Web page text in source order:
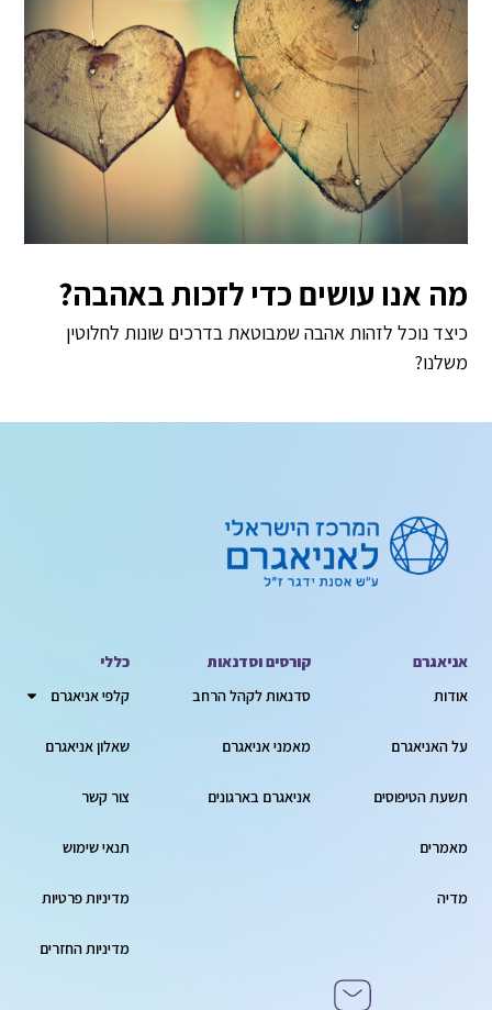
מה אנו עושים כדי לזכות באהבה?
כיצד נוכל לזהות אהבה שמבוטאת בדרכים שונות לחלוטין
משלנו?
אניאגרם
אודות
על האניאגרם
תשעת הטיפוסים
מאמרים
מדיה
קורסים וסדנאות
סדנאות לקהל הרחב
מאמני אניאגרם
אניאגרם בארגונים
כללי
קלפי אניאגרם
שאלון אניאגרם
צור קשר
תנאי שימוש
מדיניות פרטיות
מדיניות החזרים